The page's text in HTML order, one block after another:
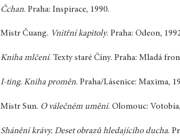
Čchan. Praha: Inspirace, 1990.
Mistr Čuang. Vnitřní kapitoly. Praha: Odeon,
Kniha mlčení. Texty staré Číny. Praha: Mladá
I-ting. Kniha proměn. Praha/Lásenice: Maxima,
Mistr Sun. O válečném umění. Olomouc:
Shánění krávy. Deset obrazů hledajícího ducha.